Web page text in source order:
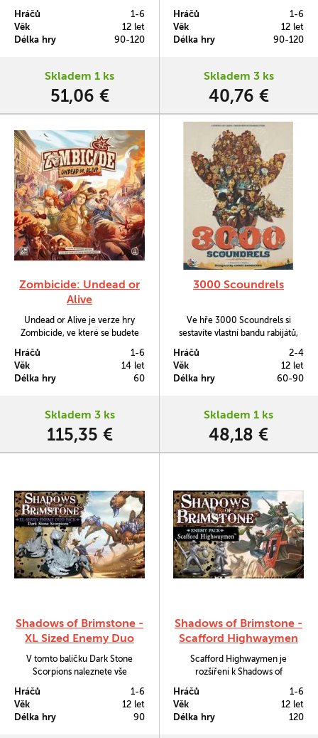
Hráčů
1-6
Věk
12 let
Délka hry
90-120
Skladem 1 ks
51,06 €
Hráčů
1-6
Věk
12 let
Délka hry
90-120
Skladem 3 ks
40,76 €
Zombicide: Undead or
Alive
Undead or Alive je verze hry
Zombicide, ve které se budete
odrážet vlny zombií na Divokém
západě. Nebo se o to alespoň
Hráčů
1-6
Věk
14 let
Délka hry
60
Skladem 3 ks
115,35 €
3000 Scoundrels
Ve hře 3000 Scoundrels si
sestavíte vlastní bandu rabijátů,
alternativním světě Divokého
západu ukrást cenný kus
Hráčů
2-4
Věk
12 let
Délka hry
60-90
Skladem 1 ks
48,18 €
Shadows of Brimstone -
XL Sized Enemy Duo
Pack: Dark Stone
Scorpions
V tomto balíčku Dark Stone
Scorpions naleznete vše
partií hry Shadows of Brimstone
zařadit děsivé a jedovaté
kamenné škorpiony.
Hráčů
1-6
Věk
12 let
Délka hry
90
Shadows of Brimstone -
Scafford Highwaymen
Scafford Highwaymen je
rozšíření k Shadows of
nechutně zmutované loupežníky,
kteří přepadávají dostavníky i
Hráčů
1-6
Věk
12 let
Délka hry
120